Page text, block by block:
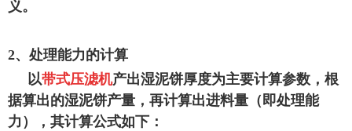
义。
2、处理能力的计算
以带式压滤机产出湿泥饼厚度为主要计算参数，根
据算出的湿泥饼产量，再计算出进料量（即处理能
力），其计算公式如下：